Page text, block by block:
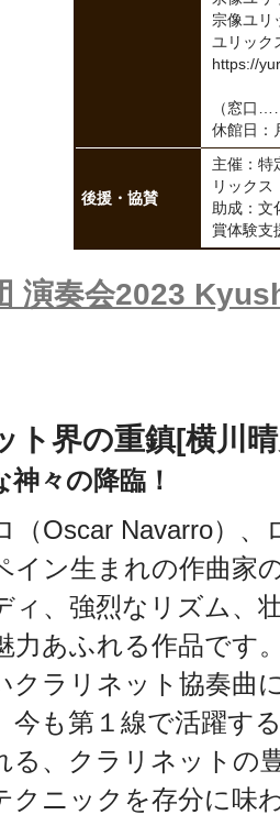
宗像ユリ
ユリック
https://
（窓口
休館日：
後援・協賛
主催：特
リックス
助成：文
賞体験支
演奏会2023
ト界の重鎮[横川
々の降臨！
（Oscar Navarro）
イン生まれの作曲家
ィ、強烈なリズム、
力あふれる作品です
クラリネット協奏曲
今も第１線で活躍す
る、クラリネットの
クニックを存分に味